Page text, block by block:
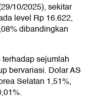
10/2025), sekitar
level Rp 16.622,
dibandingkan
sejumlah
bervariasi. Dolar AS
Selatan 1,51%,